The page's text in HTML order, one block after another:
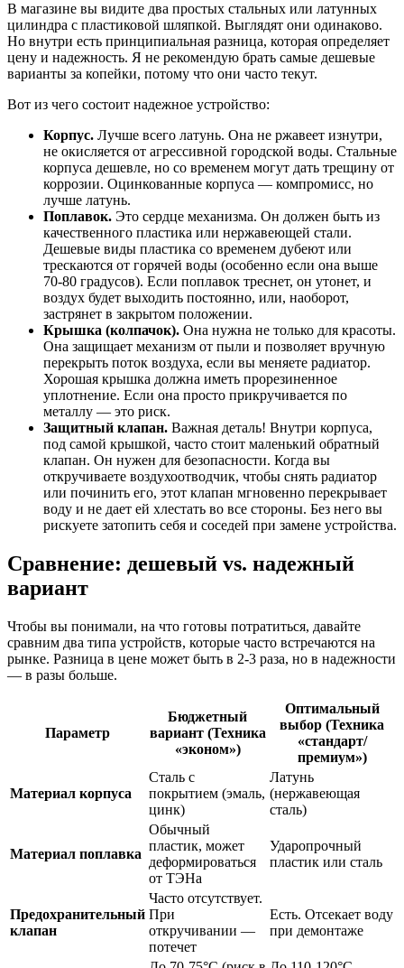
В магазине вы видите два простых стальных или латунных
цилиндра с пластиковой шляпкой. Выглядят они одинаково.
Но внутри есть принципиальная разница, которая определяет
цену и надежность. Я не рекомендую брать самые дешевые
варианты за копейки, потому что они часто текут.
Вот из чего состоит надежное устройство:
Корпус. Лучше всего латунь. Она не ржавеет изнутри,
не окисляется от агрессивной городской воды. Стальные
корпуса дешевле, но со временем могут дать трещину от
коррозии. Оцинкованные корпуса — компромисс, но
лучше латунь.
Поплавок. Это сердце механизма. Он должен быть из
качественного пластика или нержавеющей стали.
Дешевые виды пластика со временем дубеют или
трескаются от горячей воды (особенно если она выше
70-80 градусов). Если поплавок треснет, он утонет, и
воздух будет выходить постоянно, или, наоборот,
застрянет в закрытом положении.
Крышка (колпачок). Она нужна не только для красоты.
Она защищает механизм от пыли и позволяет вручную
перекрыть поток воздуха, если вы меняете радиатор.
Хорошая крышка должна иметь прорезиненное
уплотнение. Если она просто прикручивается по
металлу — это риск.
Защитный клапан. Важная деталь! Внутри корпуса,
под самой крышкой, часто стоит маленький обратный
клапан. Он нужен для безопасности. Когда вы
откручиваете воздухоотводчик, чтобы снять радиатор
или починить его, этот клапан мгновенно перекрывает
воду и не дает ей хлестать во все стороны. Без него вы
рискуете затопить себя и соседей при замене устройства.
Сравнение: дешевый vs. надежный
вариант
Чтобы вы понимали, на что готовы потратиться, давайте
сравним два типа устройств, которые часто встречаются на
рынке. Разница в цене может быть в 2-3 раза, но в надежности
— в разы больше.
Параметр
Бюджетный
вариант (Техника
«эконом»)
Оптимальный
выбор (Техника
«стандарт/
премиум»)
Материал корпуса
Сталь с
покрытием (эмаль,
цинк)
Латунь
(нержавеющая
сталь)
Материал поплавка
Обычный
пластик, может
деформироваться
от ТЭНа
Ударопрочный
пластик или сталь
Предохранительный
клапан
Часто отсутствует.
При
откручивании —
потечет
Есть. Отсекает воду
при демонтаже